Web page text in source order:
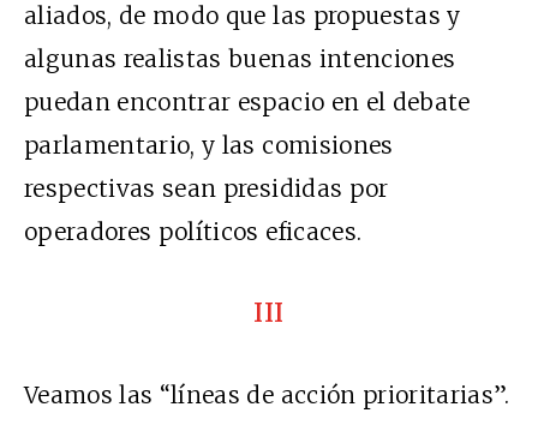
aliados, de modo que las propuestas y
algunas realistas buenas intenciones
puedan encontrar espacio en el debate
parlamentario, y las comisiones
respectivas sean presididas por
operadores políticos eficaces.
III
Veamos las “líneas de acción prioritarias”.